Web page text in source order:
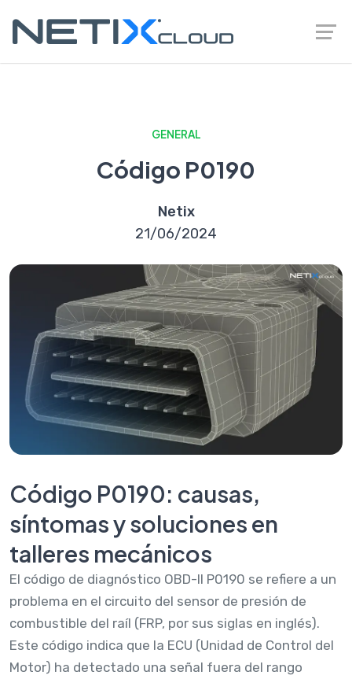
GENERAL
Código P0190
Netix
21/06/2024
Código P0190: causas,
síntomas y soluciones en
talleres mecánicos
El código de diagnóstico OBD-II P0190 se refiere a un
problema en el circuito del sensor de presión de
combustible del raíl (FRP, por sus siglas en inglés).
Este código indica que la ECU (Unidad de Control del
Motor) ha detectado una señal fuera del rango